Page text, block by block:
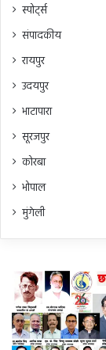
स्पोर्ट्स
संपादकीय
रायपुर
उदयपुर
भाटापारा
सूरजपुर
कोरबा
भोपाल
मुंगेली